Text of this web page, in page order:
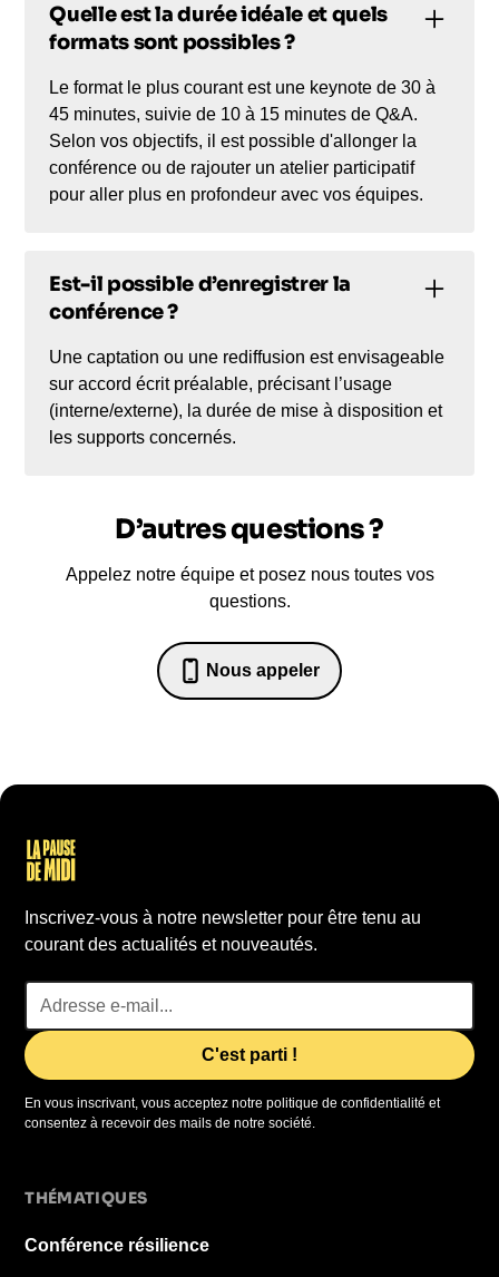
Quelle est la durée idéale et quels
formats sont possibles ?
Le format le plus courant est une keynote de 30 à
45 minutes, suivie de 10 à 15 minutes de Q&A.
Selon vos objectifs, il est possible d'allonger la
conférence ou de rajouter un atelier participatif
pour aller plus en profondeur avec vos équipes.
Est-il possible d’enregistrer la
conférence ?
Une captation ou une rediffusion est envisageable
sur accord écrit préalable, précisant l’usage
(interne/externe), la durée de mise à disposition et
les supports concernés.
D’autres questions ?
Appelez notre équipe et posez nous toutes vos
questions.
Nous appeler
07 82 68 65 18
Inscrivez-vous à notre newsletter pour être tenu au
courant des actualités et nouveautés.
En vous inscrivant, vous acceptez notre politique de confidentialité et
consentez à recevoir des mails de notre société.
THÉMATIQUES
Conférence résilience